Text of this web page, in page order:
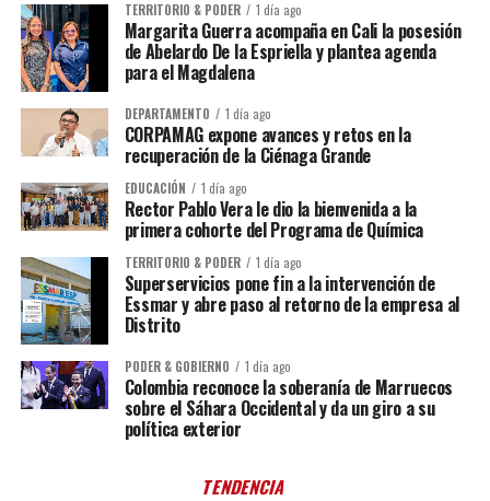
TERRITORIO & PODER 1 día ago
Margarita Guerra acompaña en Cali la posesión
de Abelardo De la Espriella y plantea agenda
para el Magdalena
DEPARTAMENTO 1 día ago
CORPAMAG expone avances y retos en la
recuperación de la Ciénaga Grande
EDUCACIÓN 1 día ago
Rector Pablo Vera le dio la bienvenida a la
primera cohorte del Programa de Química
TERRITORIO & PODER 1 día ago
Superservicios pone fin a la intervención de
Essmar y abre paso al retorno de la empresa al
Distrito
PODER & GOBIERNO 1 día ago
Colombia reconoce la soberanía de Marruecos
sobre el Sáhara Occidental y da un giro a su
política exterior
TENDENCIA